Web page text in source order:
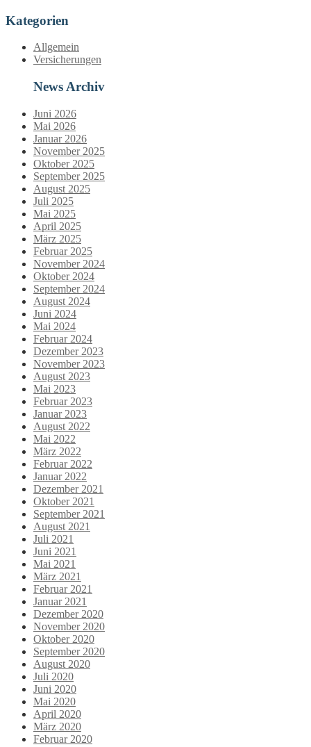
Kategorien
Allgemein
Versicherungen
News Archiv
Juni 2026
Mai 2026
Januar 2026
November 2025
Oktober 2025
September 2025
August 2025
Juli 2025
Mai 2025
April 2025
März 2025
Februar 2025
November 2024
Oktober 2024
September 2024
August 2024
Juni 2024
Mai 2024
Februar 2024
Dezember 2023
November 2023
August 2023
Mai 2023
Februar 2023
Januar 2023
August 2022
Mai 2022
März 2022
Februar 2022
Januar 2022
Dezember 2021
Oktober 2021
September 2021
August 2021
Juli 2021
Juni 2021
Mai 2021
März 2021
Februar 2021
Januar 2021
Dezember 2020
November 2020
Oktober 2020
September 2020
August 2020
Juli 2020
Juni 2020
Mai 2020
April 2020
März 2020
Februar 2020